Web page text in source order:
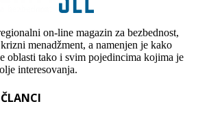
on-line magazin za bezbednost,
menadžment, a namenjen je kako
oblasti tako i svim pojedincima kojima je
interesovanja.